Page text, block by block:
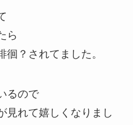
ら
？されてました。
るので
見れて嬉しくなりまし